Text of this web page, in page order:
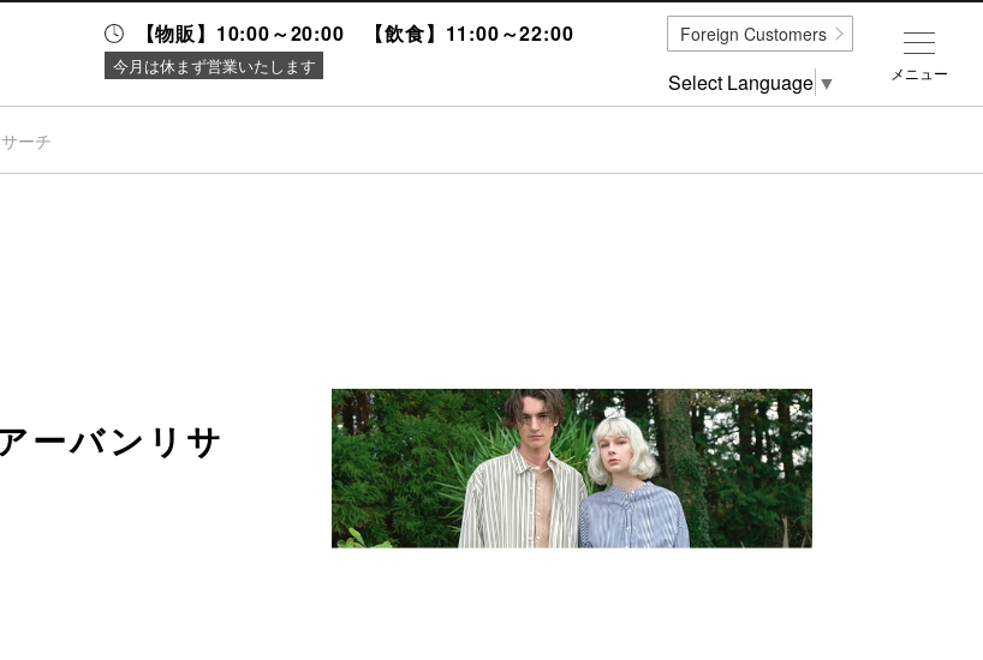
【物販】10:00～20:00 【飲食】11:00～22:00
今月は休まず営業いたします
ュース＆
ベント
ーチ
ーバンリサ
メニュー
Foreign Customers
Select Language ▼